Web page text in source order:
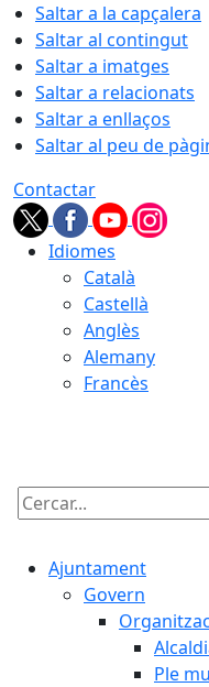
Saltar a la capçalera
Saltar al contingut
Saltar a imatges
Saltar a relacionats
Saltar a enllaços
Saltar al peu de
Contactar
Idiomes
Català
Castellà
Anglès
Alemany
Francès
Cercar:
Ajuntament
Govern
Ple